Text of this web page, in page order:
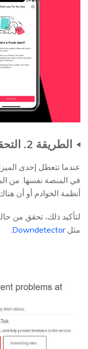
الطريقة 2. التحقق من خوادم تيك توك
عندما تتعطل إحدى
في المنصة نفسها. من
أنظمة الخوادم أو أن
لتأكيد ذلك، تحقق من
مثلDowndetector
.